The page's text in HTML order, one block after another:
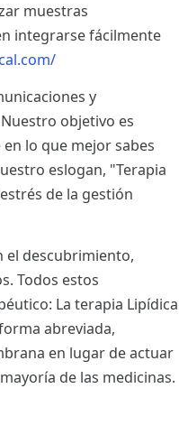
muestras
integrarse fácilmente
y
objetivo es
lo que mejor sabes
eslogan, "Terapia
de la gestión
el descubrimiento,
Todos estos
La terapia Lipídica
abreviada,
en lugar de actuar
de las medicinas.